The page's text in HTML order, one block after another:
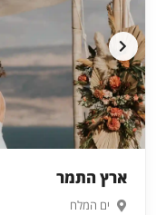
ארץ התמר
ים המלח